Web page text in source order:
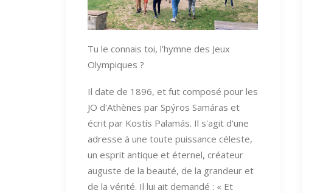
Tu le connais toi, l'hymne des Jeux
Olympiques ?
Il date de 1896, et fut composé pour les
JO d'Athènes par Spýros Samáras et
écrit par Kostís Palamás. Il s'agit d'une
adresse à une toute puissance céleste,
un esprit antique et éternel, créateur
auguste de la beauté, de la grandeur et
de la vérité. Il lui ait demandé : « Et